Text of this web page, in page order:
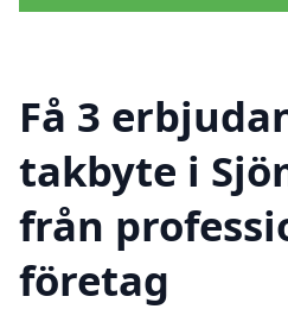
Få 3
takbyte i
från
företag